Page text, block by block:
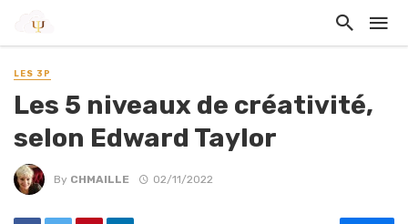
LES 3P
Les 5 niveaux de créativité,
selon Edward Taylor
By CHMAILLE 02/11/2022